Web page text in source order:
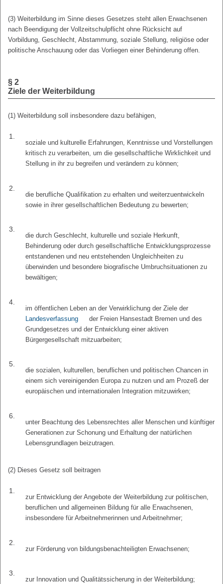
(3) Weiterbildung im Sinne dieses Gesetzes steht allen Erwachsenen
nach Beendigung der Vollzeitschulpflicht ohne Rücksicht auf
Vorbildung, Geschlecht, Abstammung, soziale Stellung, religiöse oder
politische Anschauung oder das Vorliegen einer Behinderung offen.
§ 2
Ziele der Weiterbildung
(1) Weiterbildung soll insbesondere dazu befähigen,
1.
soziale und kulturelle Erfahrungen, Kenntnisse und Vorstellungen
kritisch zu verarbeiten, um die gesellschaftliche Wirklichkeit und
Stellung in ihr zu begreifen und verändern zu können;
2.
die berufliche Qualifikation zu erhalten und weiterzuentwickeln
sowie in ihrer gesellschaftlichen Bedeutung zu bewerten;
3.
die durch Geschlecht, kulturelle und soziale Herkunft,
Behinderung oder durch gesellschaftliche Entwicklungsprozesse
entstandenen und neu entstehenden Ungleichheiten zu
überwinden und besondere biografische Umbruchsituationen zu
bewältigen;
4.
im öffentlichen Leben an der Verwirklichung der Ziele der
Landesverfassung
der Freien Hansestadt Bremen und des
Grundgesetzes und der Entwicklung einer aktiven
Bürgergesellschaft mitzuarbeiten;
5.
die sozialen, kulturellen, beruflichen und politischen Chancen in
einem sich vereinigenden Europa zu nutzen und am Prozeß der
europäischen und internationalen Integration mitzuwirken;
6.
unter Beachtung des Lebensrechtes aller Menschen und künftiger
Generationen zur Schonung und Erhaltung der natürlichen
Lebensgrundlagen beizutragen.
(2) Dieses Gesetz soll beitragen
1.
zur Entwicklung der Angebote der Weiterbildung zur politischen,
beruflichen und allgemeinen Bildung für alle Erwachsenen,
insbesondere für Arbeitnehmerinnen und Arbeitnehmer;
2.
zur Förderung von bildungsbenachteiligten Erwachsenen;
3.
zur Innovation und Qualitätssicherung in der Weiterbildung;